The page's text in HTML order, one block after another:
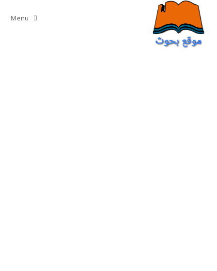
content
Menu